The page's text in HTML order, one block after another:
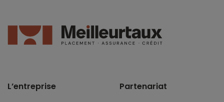
L’entreprise Partenariat